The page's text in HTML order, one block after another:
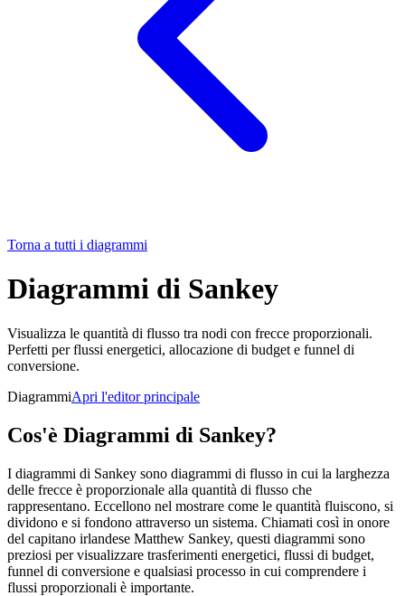
Torna a tutti i diagrammi
Diagrammi di Sankey
Visualizza le quantità di flusso tra nodi con frecce proporzionali.
Perfetti per flussi energetici, allocazione di budget e funnel di
conversione.
DiagrammiApri l'editor principale
Cos'è Diagrammi di Sankey?
I diagrammi di Sankey sono diagrammi di flusso in cui la larghezza
delle frecce è proporzionale alla quantità di flusso che
rappresentano. Eccellono nel mostrare come le quantità fluiscono, si
dividono e si fondono attraverso un sistema. Chiamati così in onore
del capitano irlandese Matthew Sankey, questi diagrammi sono
preziosi per visualizzare trasferimenti energetici, flussi di budget,
funnel di conversione e qualsiasi processo in cui comprendere i
flussi proporzionali è importante.